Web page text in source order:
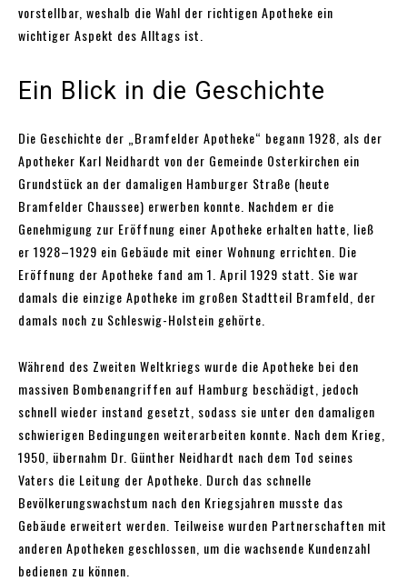
vorstellbar, weshalb die Wahl der richtigen Apotheke ein
wichtiger Aspekt des Alltags ist.
Ein Blick in die Geschichte
Die Geschichte der „Bramfelder Apotheke“ begann 1928, als der
Apotheker Karl Neidhardt von der Gemeinde Osterkirchen ein
Grundstück an der damaligen Hamburger Straße (heute
Bramfelder Chaussee) erwerben konnte. Nachdem er die
Genehmigung zur Eröffnung einer Apotheke erhalten hatte, ließ
er 1928–1929 ein Gebäude mit einer Wohnung errichten. Die
Eröffnung der Apotheke fand am 1. April 1929 statt. Sie war
damals die einzige Apotheke im großen Stadtteil Bramfeld, der
damals noch zu Schleswig-Holstein gehörte.
Während des Zweiten Weltkriegs wurde die Apotheke bei den
massiven Bombenangriffen auf Hamburg beschädigt, jedoch
schnell wieder instand gesetzt, sodass sie unter den damaligen
schwierigen Bedingungen weiterarbeiten konnte. Nach dem Krieg,
1950, übernahm Dr. Günther Neidhardt nach dem Tod seines
Vaters die Leitung der Apotheke. Durch das schnelle
Bevölkerungswachstum nach den Kriegsjahren musste das
Gebäude erweitert werden. Teilweise wurden Partnerschaften mit
anderen Apotheken geschlossen, um die wachsende Kundenzahl
bedienen zu können.